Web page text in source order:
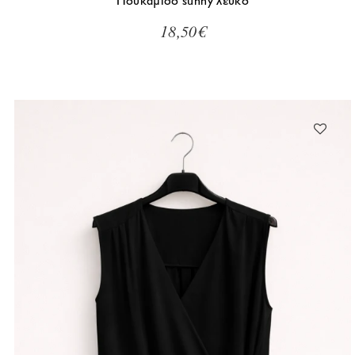
18,50€